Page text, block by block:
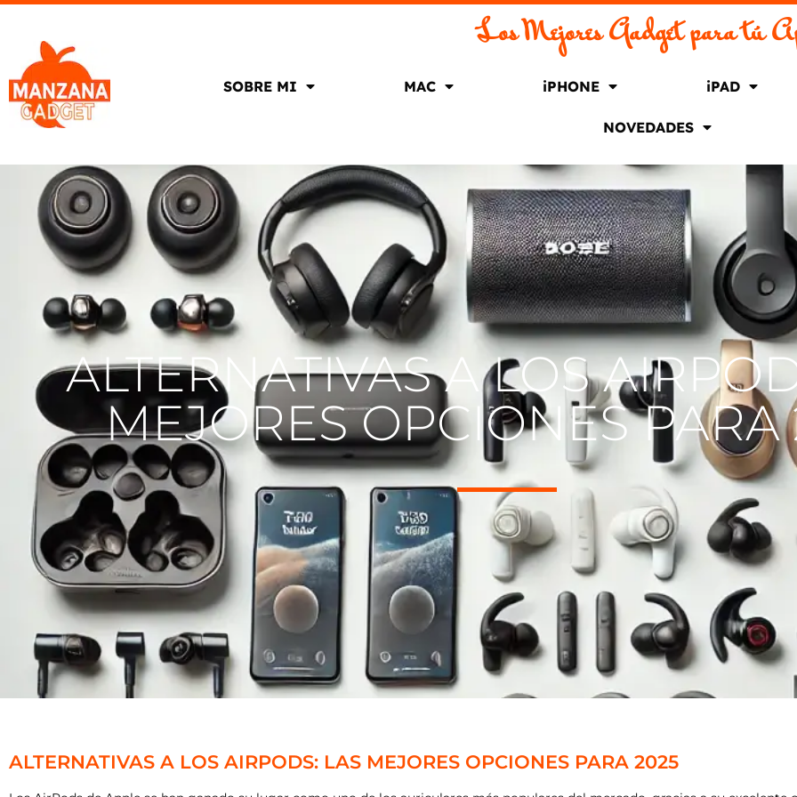
Los Mejores Gadget para tú
SOBRE MI MAC iPHONE iPAD
NOVEDADES
ALTERNATIVAS A LOS
MEJORES OPCIONES PARA
ALTERNATIVAS A LOS AIRPODS: LAS MEJORES OPCIONES PARA 2025